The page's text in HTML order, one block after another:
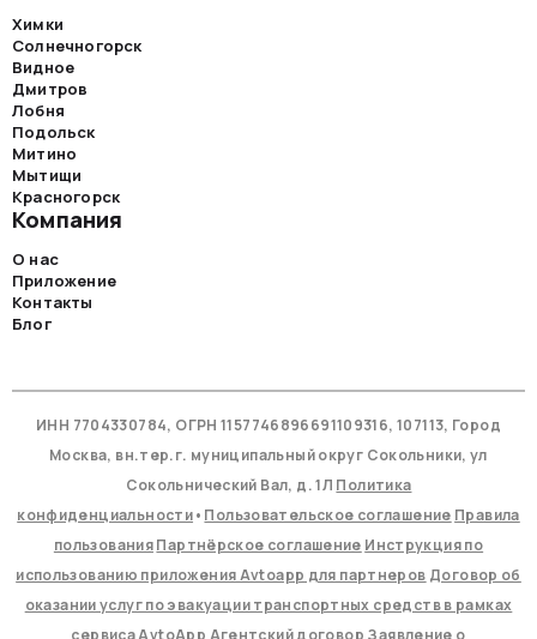
Химки
Солнечногорск
Видное
Дмитров
Лобня
Подольск
Митино
Мытищи
Красногорск
Компания
О нас
Приложение
Контакты
Блог
ИНН 7704330784, ОГРН 1157746896691109316, 107113, Город
Москва, вн.тер.г. муниципальный округ Сокольники, ул
Сокольнический Вал, д. 1Л Политика
конфиденциальности• Пользовательское соглашение Правила
пользованияПартнёрское соглашение Инструкция по
использованию приложения Avtoapp для партнеров Договор об
оказании услуг по эвакуации транспортных средств в рамках
сервиса AvtoApp Агентский договор Заявление о